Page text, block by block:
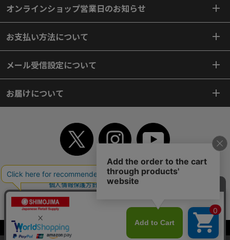
当サイトはクッキー（Cookie）を使用しています。Cookieの使用に同意いた
オンラインショップ営業日のお知らせ
お支払い方法について
メール受信設定について
お届けについて
TOP 初めてご利用のお客様へ ご利用案内
ご利用規約
個人情報保護方針
特定商取引法
よくあるご質問
お問い合わせ
サイトマップ
Copyright© 2018 SHIMOJIMA Co.,Ltd. All Rights Reserved.